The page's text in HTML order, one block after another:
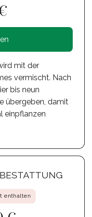
mit der
vermischt. Nach
bis neun
übergeben, damit
einpflanzen
enthalten